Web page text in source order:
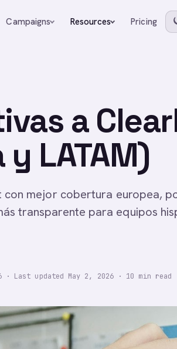
Campaigns Resources Pricing
a
LATAM)
mejor cobertura europea,
transparente para equipos
· Last updated May 2, 2026· 10 min read